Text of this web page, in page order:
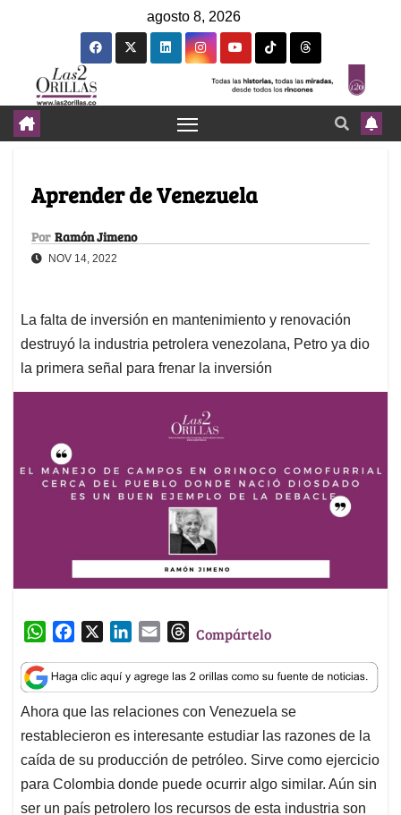
agosto 8, 2026
Aprender de Venezuela
Por Ramón Jimeno
NOV 14, 2022
La falta de inversión en mantenimiento y renovación
destruyó la industria petrolera venezolana, Petro ya dio
la primera señal para frenar la inversión
W
a
t
s
A
p
p
c
e
b
o
o
k
n
k
e
d
I
n
a
i
l
T
r
e
a
d
s
Compártelo
Ahora que las relaciones con Venezuela se
restablecieron es interesante estudiar las razones de la
caída de su producción de petróleo. Sirve como ejercicio
para Colombia donde puede ocurrir algo similar. Aún sin
ser un país petrolero los recursos de esta industria son